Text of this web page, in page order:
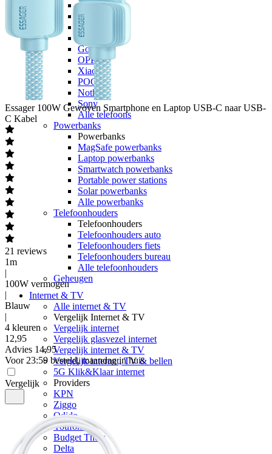
Apple
Samsung
OnePlus
Motorola
Google
OPPO
Xiaomi
POCO
Nothing
Sony
Alle telefoons
Powerbanks
Powerbanks
MagSafe powerbanks
Laptop powerbanks
Smartwatch powerbanks
Portable power stations
Solar powerbanks
Alle powerbanks
Telefoonhouders
Telefoonhouders
Telefoonhouders auto
Telefoonhouders fiets
Telefoonhouders bureau
Alle telefoonhouders
Geheugen
Internet & TV
Alle internet & TV
Vergelijk Internet & TV
Vergelijk internet
Vergelijk glasvezel internet
Vergelijk internet & TV
Vergelijk internet, TV & bellen
5G Klik&Klaar internet
Providers
KPN
Ziggo
Odido
Youfone
Budget Thuis
Delta
Essager 100W Gewoven Smartphone en Laptop USB-C naar USB-
C Kabel
21 reviews
1m
|
100W vermogen
|
Blauw
|
4 kleuren
12,95
Advies 14,95
Voor 23:59 besteld, maandag in huis
Vergelijk